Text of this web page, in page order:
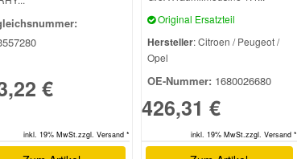
€
inkl. 19% MwSt.zzgl. Versand *
Original Ersatzteil
Hersteller: Citroen / Peugeot /
Opel
OE-Nummer: 1680026680
426,31 €
inkl. 19% MwSt.zzgl. Versand *